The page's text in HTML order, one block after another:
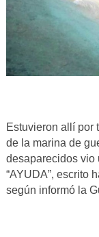
Estuvieron allí por
de la marina de
desaparecidos vio
“AYUDA”, escrito
según informó la